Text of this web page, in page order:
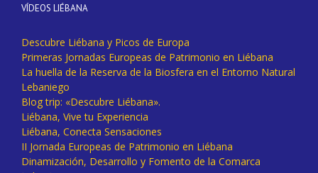
VÍDEOS LIÉBANA
Descubre Liébana y Picos de Europa
Primeras Jornadas Europeas de Patrimonio en Liébana
La huella de la Reserva de la Biosfera en el Entorno Natural
Lebaniego
Blog trip: «Descubre Liébana».
Liébana, Vive tu Experiencia
Liébana, Conecta Sensaciones
II Jornada Europeas de Patrimonio en Liébana
Dinamización, Desarrollo y Fomento de la Comarca